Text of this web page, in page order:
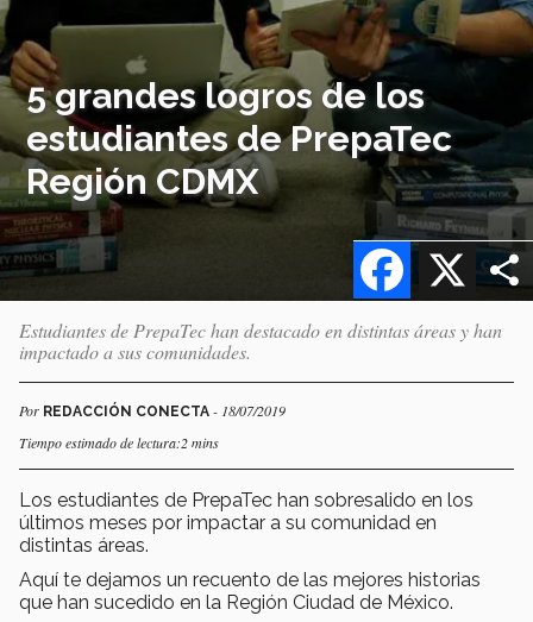
5 grandes logros de los
estudiantes de PrepaTec
Región CDMX
X
Facebook
Estudiantes de PrepaTec han destacado en distintas áreas y han
impactado a sus comunidades.
Por REDACCIÓN CONECTA - 18/07/2019
Tiempo estimado de lectura:2 mins
Los estudiantes de PrepaTec han sobresalido en los
últimos meses por impactar a su comunidad en
distintas áreas.
Aquí te dejamos un recuento de las mejores historias
que han sucedido en la Región Ciudad de México.